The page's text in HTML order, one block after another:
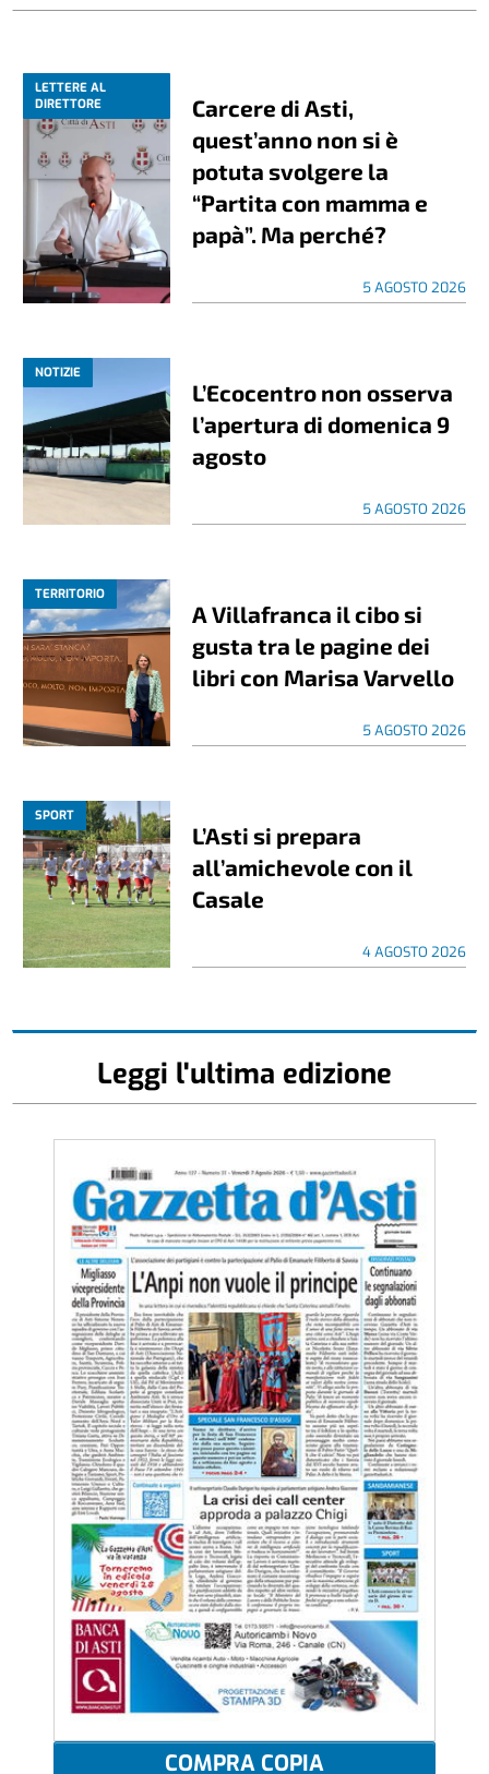
LETTERE AL
DIRETTORE
Carcere di Asti,
quest’anno non si è
potuta svolgere la
“Partita con mamma e
papà”. Ma perché?
5 AGOSTO 2026
NOTIZIE
L’Ecocentro non osserva
l’apertura di domenica 9
agosto
5 AGOSTO 2026
TERRITORIO
A Villafranca il cibo si
gusta tra le pagine dei
libri con Marisa Varvello
5 AGOSTO 2026
SPORT
L’Asti si prepara
all’amichevole con il
Casale
4 AGOSTO 2026
Leggi l'ultima edizione
COMPRA COPIA